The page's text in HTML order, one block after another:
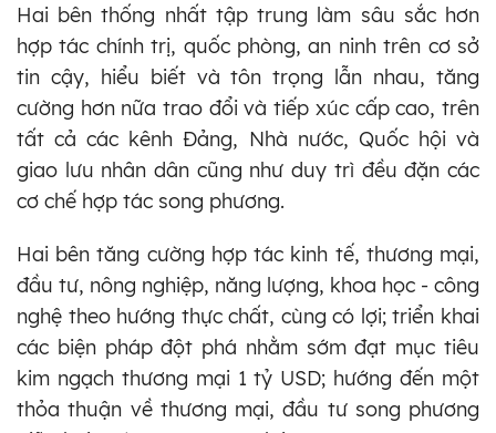
Hai bên thống nhất tập trung làm sâu sắc hơn
hợp tác chính trị, quốc phòng, an ninh trên cơ sở
tin cậy, hiểu biết và tôn trọng lẫn nhau, tăng
cường hơn nữa trao đổi và tiếp xúc cấp cao, trên
tất cả các kênh Đảng, Nhà nước, Quốc hội và
giao lưu nhân dân cũng như duy trì đều đặn các
cơ chế hợp tác song phương.
Hai bên tăng cường hợp tác kinh tế, thương mại,
đầu tư, nông nghiệp, năng lượng, khoa học - công
nghệ theo hướng thực chất, cùng có lợi; triển khai
các biện pháp đột phá nhằm sớm đạt mục tiêu
kim ngạch thương mại 1 tỷ USD; hướng đến một
thỏa thuận về thương mại, đầu tư song phương